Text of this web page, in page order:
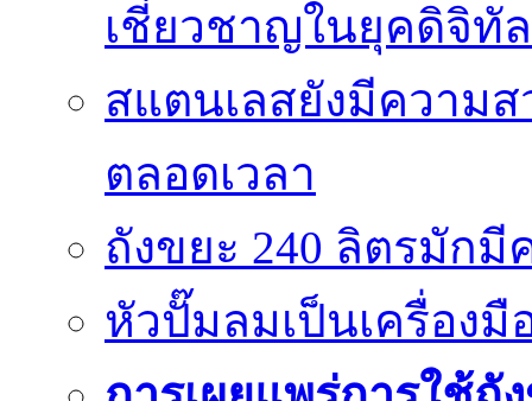
เชี่ยวชาญในยุคดิจิทัล
สแตนเลสยังมีความ
ตลอดเวลา
ถังขยะ 240 ลิตรมัก
หัวปั๊มลมเป็นเครื่องมื